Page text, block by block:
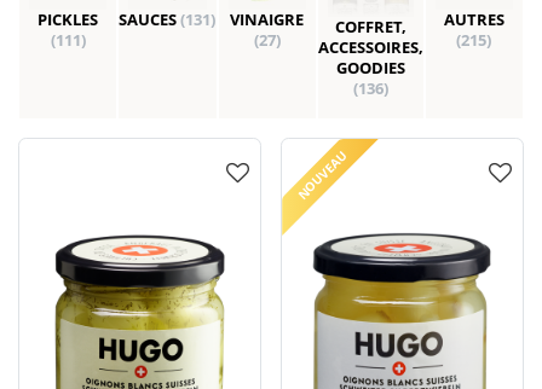
PICKLES
(111)
SAUCES(131)
VINAIGRE
(27)
COFFRET,
ACCESSOIRES,
GOODIES
(136)
AUTRES
(215)
NOUVEAU